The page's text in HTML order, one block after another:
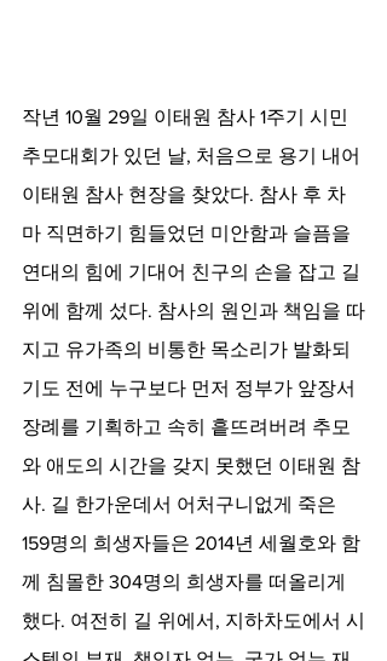
작년 10월 29일 이태원 참사 1주기 시민
추모대회가 있던 날, 처음으로 용기 내어
이태원 참사 현장을 찾았다. 참사 후 차
마 직면하기 힘들었던 미안함과 슬픔을
연대의 힘에 기대어 친구의 손을 잡고 길
위에 함께 섰다. 참사의 원인과 책임을 따
지고 유가족의 비통한 목소리가 발화되
기도 전에 누구보다 먼저 정부가 앞장서
장례를 기획하고 속히 흩뜨려버려 추모
와 애도의 시간을 갖지 못했던 이태원 참
사. 길 한가운데서 어처구니없게 죽은
159명의 희생자들은 2014년 세월호와 함
께 침몰한 304명의 희생자를 떠올리게
했다. 여전히 길 위에서, 지하차도에서 시